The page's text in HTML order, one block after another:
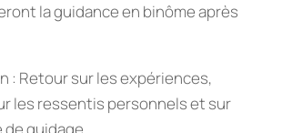
la guidance en binôme après
: Retour sur les expériences,
les ressentis personnels et sur